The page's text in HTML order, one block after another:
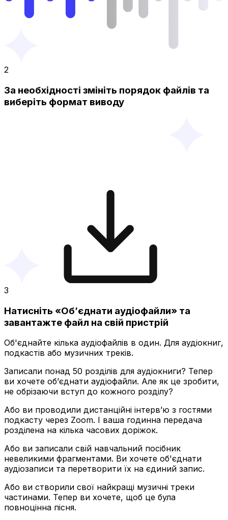
2
За необхідності змініть порядок файлів та
виберіть формат виводу
3
Натисніть «Об’єднати аудіофайли» та
завантажте файл на свій пристрій
Об'єднайте кілька аудіофайлів в один. Для аудіокниг,
подкастів або музичних треків.
Записали понад 50 розділів для аудіокниги? Тепер
ви хочете об’єднати аудіофайли. Але як це зробити,
не обрізаючи вступ до кожного розділу?
Або ви проводили дистанційні інтерв’ю з гостями
подкасту через Zoom. І ваша годинна передача
розділена на кілька часових доріжок.
Або ви записали свій навчальний посібник
невеликими фрагментами. Ви хочете об'єднати
аудіозаписи та перетворити їх на єдиний запис.
Або ви створили свої найкращі музичні треки
частинами. Тепер ви хочете, щоб це була
повноцінна пісня.